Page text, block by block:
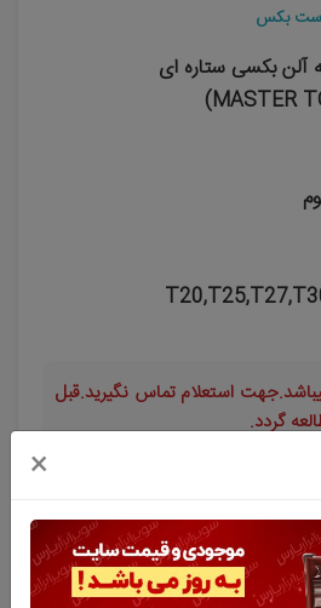
ست بکس
افزودن به سبد خرید
استعلام تماس نگیرید.قبل
گردد.
×